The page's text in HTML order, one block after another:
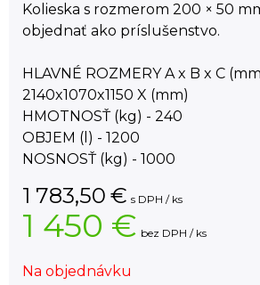
Kolieska s rozmerom 200 × 50
objednať ako príslušenstvo.
HLAVNÉ ROZMERY A x B x C
2140x1070x1150 X (mm)
HMOTNOSŤ (kg) - 240
OBJEM (l) - 1200
NOSNOSŤ (kg) - 1000
1 783,50 € s DPH / ks
1 450 € bez DPH / ks
Na objednávku